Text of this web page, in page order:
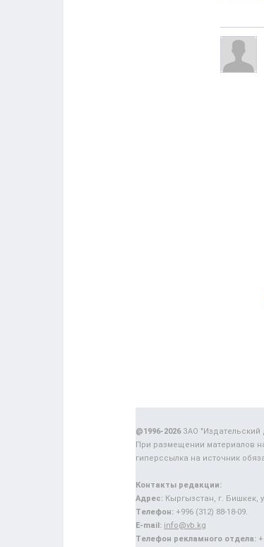
@1996-2026ЗАО "Издательский
При размещении материалов
гиперссылка на источник
Контакты редакции:
Адрес: Кыргызстан, г. Бишкек,
Телефон: +996 (312) 88-18-09.
E-mail: info@vb.kg
Телефон рекламного отдела: